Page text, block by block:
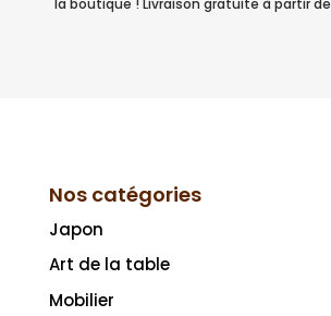
Nos catégories
Japon
Art de la table
Mobilier